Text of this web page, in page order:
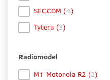
SECCOM (4)
Tytera (3)
Radiomodel
M1 Motorola R2 (2)